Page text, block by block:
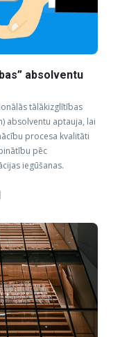
absolventu
tālākizglītības
absolventu aptauja, lai
procesa kvalitāti
pēc
iegūšanas.